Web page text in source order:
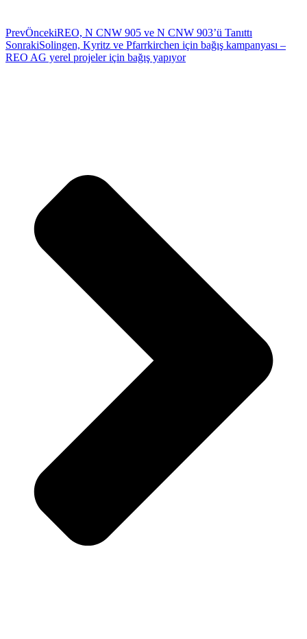
PrevÖncekiREO, N CNW 905 ve N CNW 903’ü Tanıttı
SonrakiSolingen, Kyritz ve Pfarrkirchen için bağış kampanyası –
REO AG yerel projeler için bağış yapıyor